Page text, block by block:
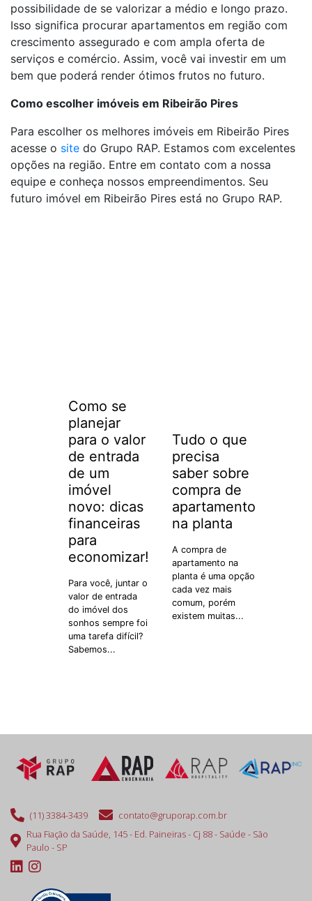
possibilidade de se valorizar a médio e longo prazo.
Isso significa procurar apartamentos em região com
crescimento assegurado e com ampla oferta de
serviços e comércio. Assim, você vai investir em um
bem que poderá render ótimos frutos no futuro.
Como escolher imóveis em Ribeirão Pires
Para escolher os melhores imóveis em Ribeirão Pires
acesse o site do Grupo RAP. Estamos com excelentes
opções na região. Entre em contato com a nossa
equipe e conheça nossos empreendimentos. Seu
futuro imóvel em Ribeirão Pires está no Grupo RAP.
Como se
planejar
para o valor
de entrada
de um
imóvel
novo: dicas
financeiras
para
economizar!
Para você, juntar o
valor de entrada
do imóvel dos
sonhos sempre foi
uma tarefa difícil?
Sabemos...
Tudo o que
precisa
saber sobre
compra de
apartamento
na planta
A compra de
apartamento na
planta é uma opção
cada vez mais
comum, porém
existem muitas...
(11) 3384-3439
contato@gruporap.com.br
Rua Fiação da Saúde, 145 - Ed. Paineiras - Cj 88 - Saúde - São
Paulo - SP